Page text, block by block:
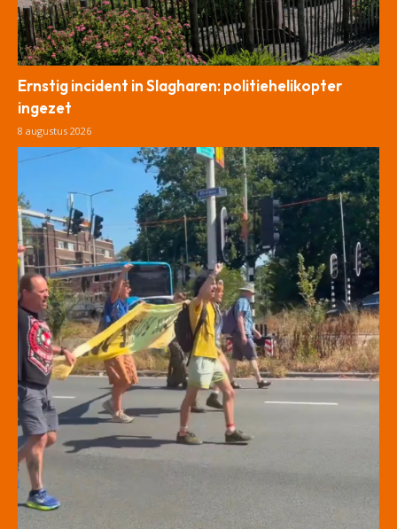
Ernstig incident in Slagharen: politiehelikopter
ingezet
8 augustus 2026